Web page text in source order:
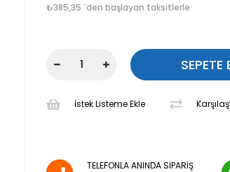
₺385,35 `den başlayan taksitlerle
İstek Listeme Ekle
TELEFONLA ANINDA SIPARIŞ